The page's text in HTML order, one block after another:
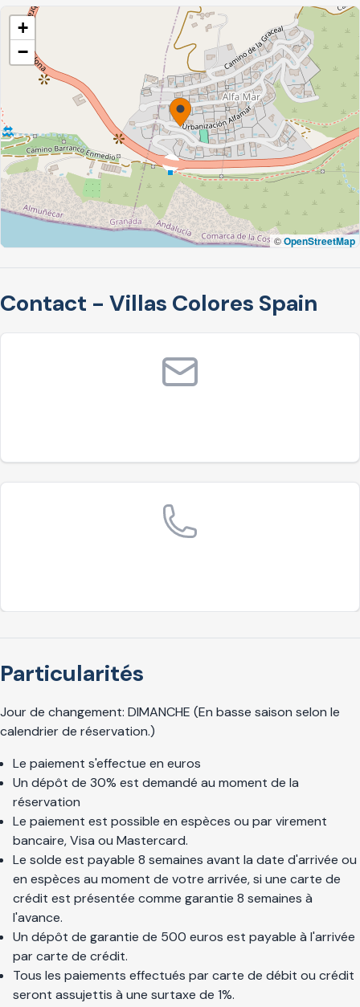
+
−
©OpenStreetMap
Contact - Villas Colores Spain
Particularités
Jour de changement: DIMANCHE (En basse saison selon le
calendrier de réservation.)
Le paiement s'effectue en euros
Un dépôt de 30% est demandé au moment de la
réservation
Le paiement est possible en espèces ou par virement
bancaire, Visa ou Mastercard.
Le solde est payable 8 semaines avant la date d'arrivée ou
en espèces au moment de votre arrivée, si une carte de
crédit est présentée comme garantie 8 semaines à
l'avance.
Un dépôt de garantie de 500 euros est payable à l'arrivée
par carte de crédit.
Tous les paiements effectués par carte de débit ou crédit
seront assujettis à une surtaxe de 1%.